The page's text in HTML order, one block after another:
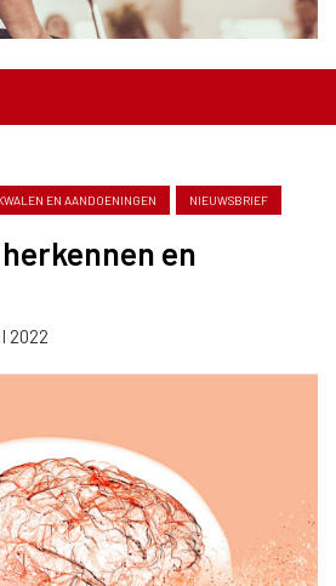
EN AANDOENINGEN NIEUWSBRIEF
en
2022